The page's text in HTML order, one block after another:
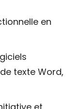
en
texte Word,